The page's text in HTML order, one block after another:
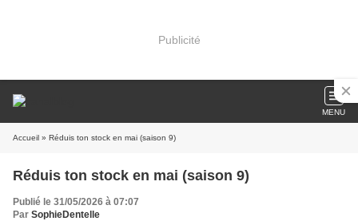
Publicité
MENU
Accueil » Réduis ton stock en mai (saison 9)
Réduis ton stock en mai (saison 9)
Publié le 31/05/2026 à 07:07
Par SophieDentelle